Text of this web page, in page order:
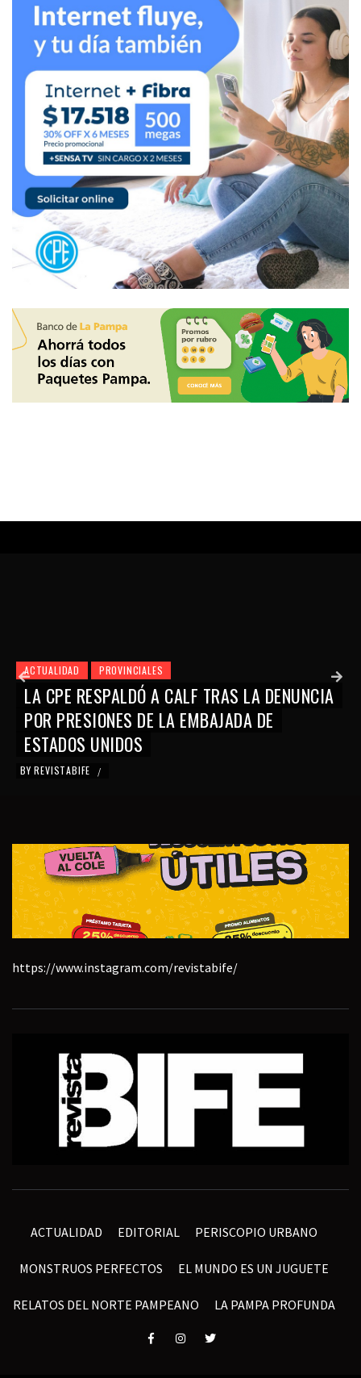
ACTUALIDAD PROVINCIALES
LA CPE RESPALDÓ A CALF TRAS LA DENUNCIA
POR PRESIONES DE LA EMBAJADA DE
ESTADOS UNIDOS
BY REVISTABIFE /
https://www.instagram.com/revistabife/
ACTUALIDAD EDITORIAL PERISCOPIO URBANO
MONSTRUOS PERFECTOS EL MUNDO ES UN JUGUETE
RELATOS DEL NORTE PAMPEANO LA PAMPA PROFUNDA
ElementoElementoElemento